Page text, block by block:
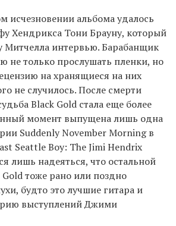
исчезновении альбома удалось
Хендрикса Тони Брауну, который
Митчелла интервью. Барабанщик
не только прослушать пленки, но
на хранящиеся на них
не случилось. После смерти
Black Gold стала еще более
момент выпущена лишь одна
Suddenly November Morning в
Seattle Boy: The Jimi Hendrix
лишь надеяться, что остальной
Gold тоже рано или поздно
будто это лучшие гитара и
выступлений Джими